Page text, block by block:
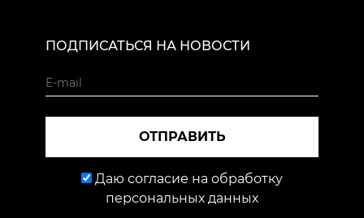
ПОДПИСАТЬСЯ НА НОВОСТИ
ОТПРАВИТЬ
Даю согласие на обработку
персональных данных